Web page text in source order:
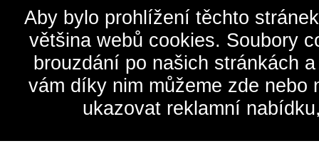
Aby bylo prohlížení těchto
většina webů cookies. Soubory
brouzdání po našich stránkách
vám díky nim můžeme zde
ukazovat reklamní